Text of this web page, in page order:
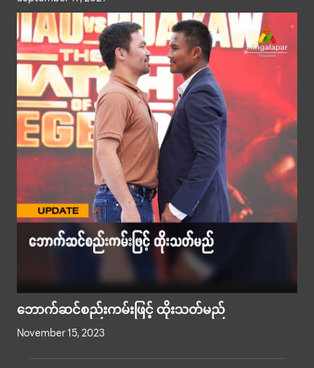
ဘောက်ဆင်စည်းကမ်းဖြင့် ထိုးသတ်မည်
November 15, 2023